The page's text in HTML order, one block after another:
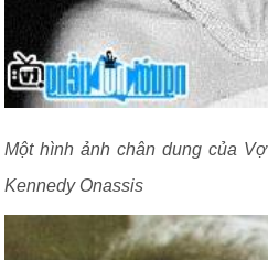
Một hình ảnh chân dung của
Kennedy Onassis